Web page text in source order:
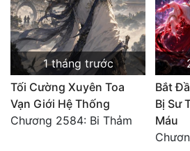
1 tháng trước
Tối Cường Xuyên Toa
Vạn Giới Hệ Thống
Chương 2584: Bi Thảm
Bắt
Bị Sư
Máu